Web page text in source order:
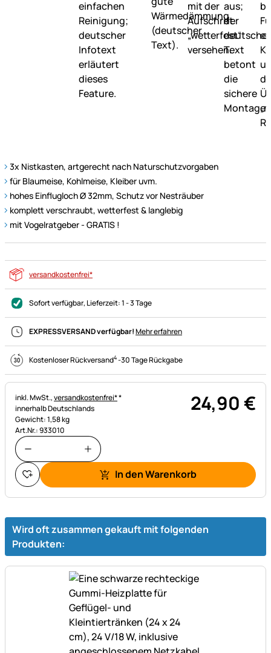
3x Nistkasten, artgerecht nach Naturschutzvorgaben
für Blaumeise, Kohlmeise, Kleiber uvm.
hohes Einflugloch Ø 32mm, Schutz vor Nesträuber
komplett verschraubt, wetterfest & langlebig
mit Vogelratgeber - GRATIS !
versandkostenfrei*
Sofort verfügbar, Lieferzeit:1 - 3 Tage
EXPRESSVERSAND verfügbar!Mehr erfahren
Kostenloser Rückversand4-30 Tage Rückgabe
Steuerhinweis:
inkl. MwSt.,versandkostenfrei**
innerhalb Deutschlands
Gewicht: 1,58 kg
Art.Nr.: 933010
24,90€
In den Warenkorb
Wird oft zusammen gekauft mit folgenden
Produkten: